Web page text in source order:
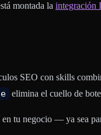
montada la integración
SEO con skills
elimina el cuello de
tu negocio — ya sea